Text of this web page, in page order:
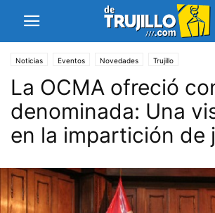
Noticias Eventos Novedades Trujillo
La OCMA ofreció
denominada: Una
en la impartición de